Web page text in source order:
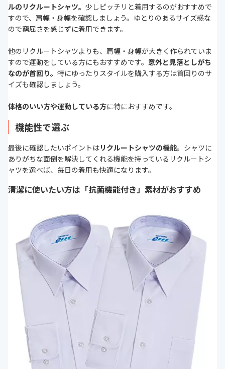
ルのリクルートシャツ。 少しピッチリと着用するのがおすすめで
すので、肩幅・身幅を確認しましょう。ゆとりのあるサイズ感な
ので窮屈さを感じずに着用できます。
他のリクルートシャツよりも、肩幅・身幅が大きく作られていま
すので運動をしている方にもおすすめです。 意外と見落としがち
なのが首回り。 特にゆったりスタイルを購入する方は首回りのサ
イズも確認しましょう。
体格のいい方や運動している方に特におすすめです。
機能性で選ぶ
最後に確認したいポイントはリクルートシャツの機能。シャツに
ありがちな面倒を解決してくれる機能を持っているリクルートシ
ャツを選べば、毎日の着用も快適になります。
清潔に使いたい方は「抗菌機能付き」素材がおすすめ